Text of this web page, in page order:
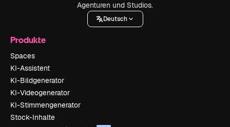
Agenturen und Studios.
Deutsch
Produkte
Spaces
KI-Assistent
KI-Bildgenerator
KI-Videogenerator
KI-Stimmengenerator
Stock-Inhalte